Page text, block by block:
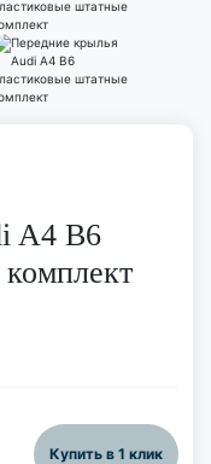
A4 B6
Купить в 1 клик